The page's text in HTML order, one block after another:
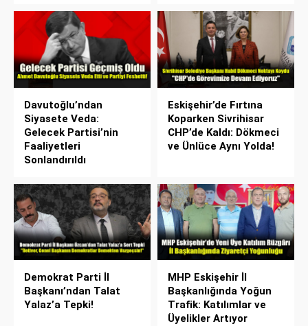
Davutoğlu’ndan
Siyasete Veda:
Gelecek Partisi’nin
Faaliyetleri
Sonlandırıldı
Eskişehir’de Fırtına
Koparken Sivrihisar
CHP’de Kaldı: Dökmeci
ve Ünlüce Aynı Yolda!
Demokrat Parti İl
Başkanı’ndan Talat
Yalaz’a Tepki!
MHP Eskişehir İl
Başkanlığında Yoğun
Trafik: Katılımlar ve
Üyelikler Artıyor